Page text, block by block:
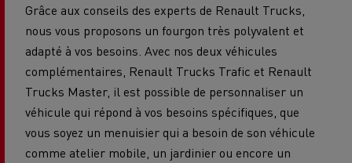
Grâce aux conseils des experts de Renault Trucks,
nous vous proposons un fourgon très polyvalent et
adapté à vos besoins. Avec nos deux véhicules
complémentaires, Renault Trucks Trafic et Renault
Trucks Master, il est possible de personnaliser un
véhicule qui répond à vos besoins spécifiques, que
vous soyez un menuisier qui a besoin de son véhicule
comme atelier mobile, un jardinier ou encore un